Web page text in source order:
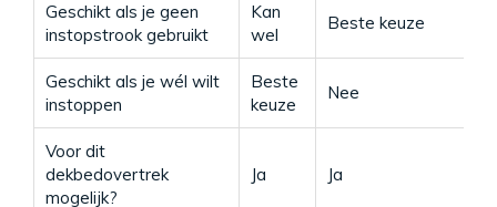
Geschikt als je geen
instopstrook gebruikt
Kan
wel
Beste keuze
Geschikt als je wél wilt
instoppen
Beste
keuze
Nee
Voor dit
dekbedovertrek
mogelijk?
Ja Ja